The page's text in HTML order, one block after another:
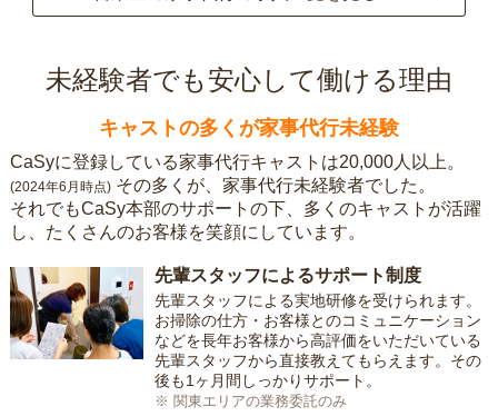
未経験者でも安心して働ける理由
キャストの多くが家事代行未経験
CaSyに登録している家事代行キャストは20,000人以上。
(2024年6月時点) その多くが、家事代行未経験者でした。
それでもCaSy本部のサポートの下、多くのキャストが活躍
し、たくさんのお客様を笑顔にしています。
先輩スタッフによるサポート制度
先輩スタッフによる実地研修を受けられます。
お掃除の仕方・お客様とのコミュニケーション
などを長年お客様から高評価をいただいている
先輩スタッフから直接教えてもらえます。その
後も1ヶ月間しっかりサポート。
※ 関東エリアの業務委託のみ